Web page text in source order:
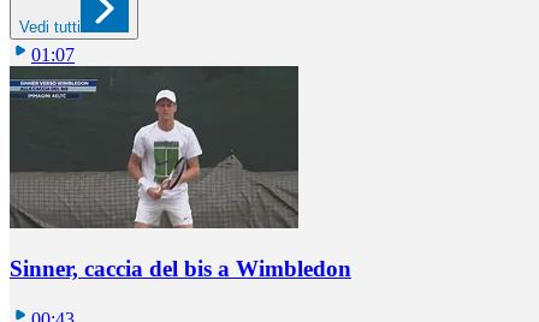
Vedi tutti
01:07
Sinner, caccia del bis a Wimbledon